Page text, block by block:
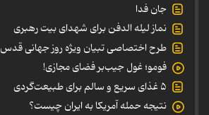
جان فدا
نماز لیله الدفن برای شهدای بیت رهبری
طرح اختصاصی تبیان ویژه روز جهانی قدس
فومو؛ غول جیب‌بر فضای مجازی!
۵ غذای سریع و سالم برای طبیعت‌گردی
نتیجه حمله آمریکا به ایران چیست؟